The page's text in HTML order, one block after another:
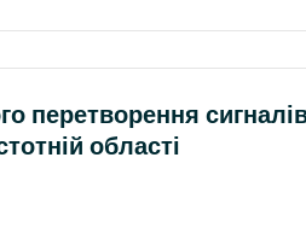
перетворення
області